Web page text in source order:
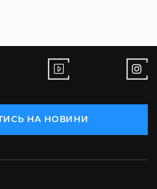
НА НОВИНИ